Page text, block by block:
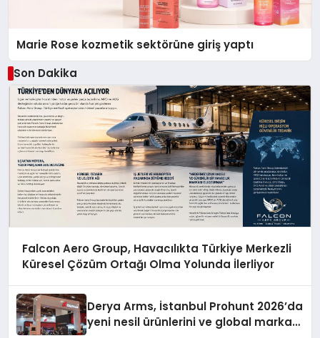
Marie Rose kozmetik sektörüne giriş yaptı
Son Dakika
Falcon Aero Group, Havacılıkta Türkiye Merkezli
Küresel Çözüm Ortağı Olma Yolunda İlerliyor
Derya Arms, İstanbul Prohunt 2026’da
yeni nesil ürünlerini ve global marka